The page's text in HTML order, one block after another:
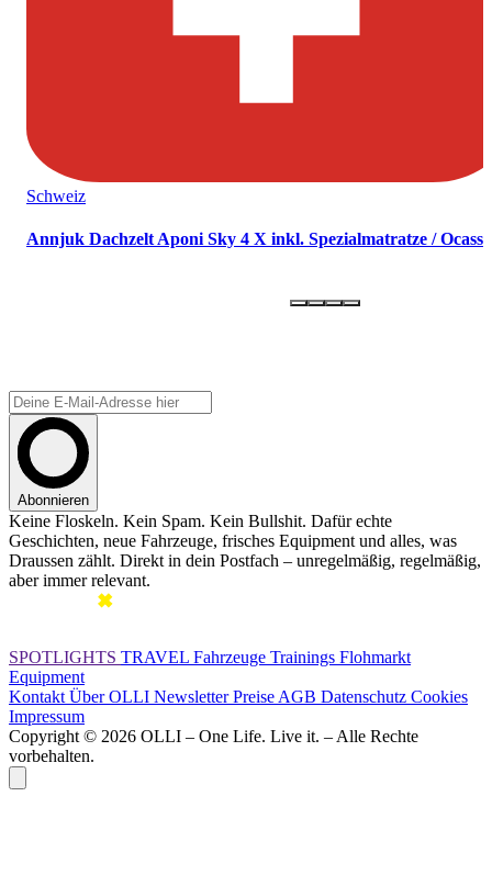
Schweiz
Annjuk Dachzelt Aponi Sky 4 X inkl. Spezialmatratze /
Abonnieren
Keine Floskeln. Kein Spam. Kein Bullshit. Dafür echte
Geschichten, neue Fahrzeuge, frisches Equipment und alles, was
Draussen zählt. Direkt in dein Postfach – unregelmäßig, regelmäßig,
aber immer relevant.
SPOTLIGHTS TRAVEL Fahrzeuge Trainings Flohmarkt
Equipment
KontaktÜber OLLI NewsletterPreiseAGB Datenschutz Cookies
Impressum
Copyright © 2026 OLLI – One Life. Live it. – Alle Rechte
vorbehalten.